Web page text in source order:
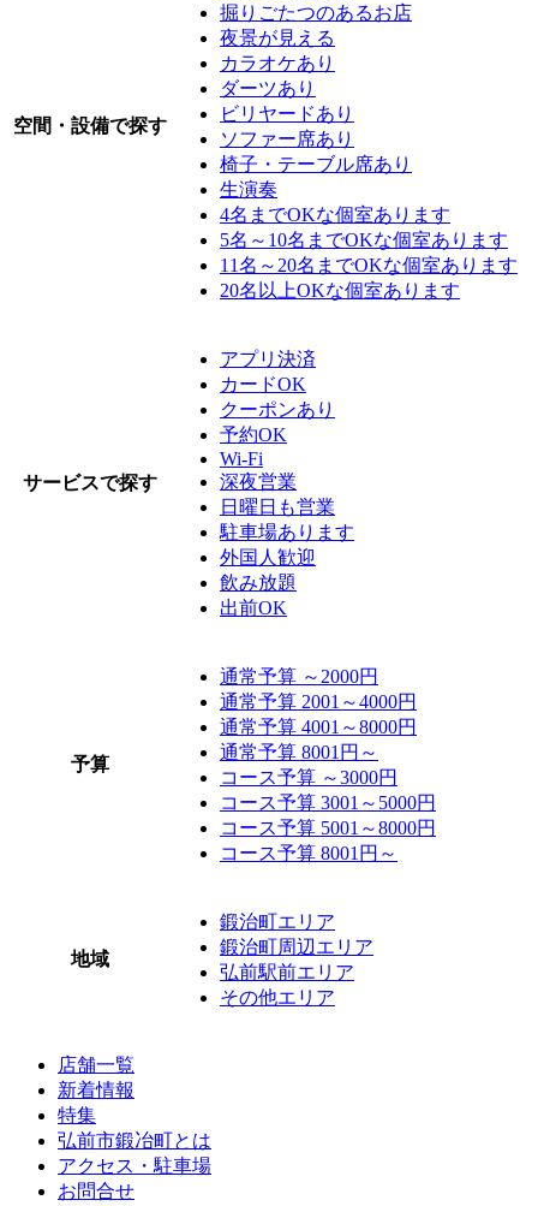
空間・設備で探す
掘りごたつのあるお店
夜景が見える
カラオケあり
ダーツあり
ビリヤードあり
ソファー席あり
椅子・テーブル席あり
生演奏
4名までOKな個室あります
5名～10名までOKな個室あります
11名～20名までOKな個室あります
20名以上OKな個室あります
サービスで探す
アプリ決済
カードOK
クーポンあり
予約OK
Wi-Fi
深夜営業
日曜日も営業
駐車場あります
外国人歓迎
飲み放題
出前OK
予算
通常予算 ～2000円
通常予算 2001～4000円
通常予算 4001～8000円
通常予算 8001円～
コース予算 ～3000円
コース予算 3001～5000円
コース予算 5001～8000円
コース予算 8001円～
地域
鍛治町エリア
鍛治町周辺エリア
弘前駅前エリア
その他エリア
店舗一覧
新着情報
特集
弘前市鍛冶町とは
アクセス・駐車場
お問合せ